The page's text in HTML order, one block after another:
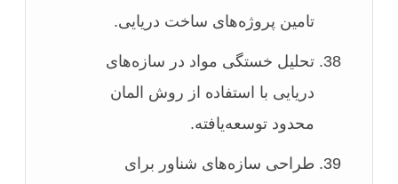
تامین پروژه‌های ساخت دریایی.
تحلیل خستگی مواد در سازه‌های
دریایی با استفاده از روش المان
محدود توسعه‌یافته.
طراحی سازه‌های شناور برای